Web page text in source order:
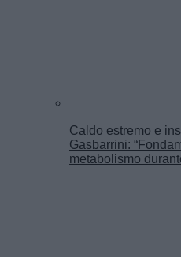
Caldo estremo e
Gasbarrini:
metabolismo